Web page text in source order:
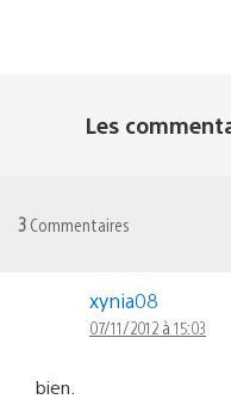
Les
3 Commentaires
xynia08
07/11/2012 à 15:03
bien.